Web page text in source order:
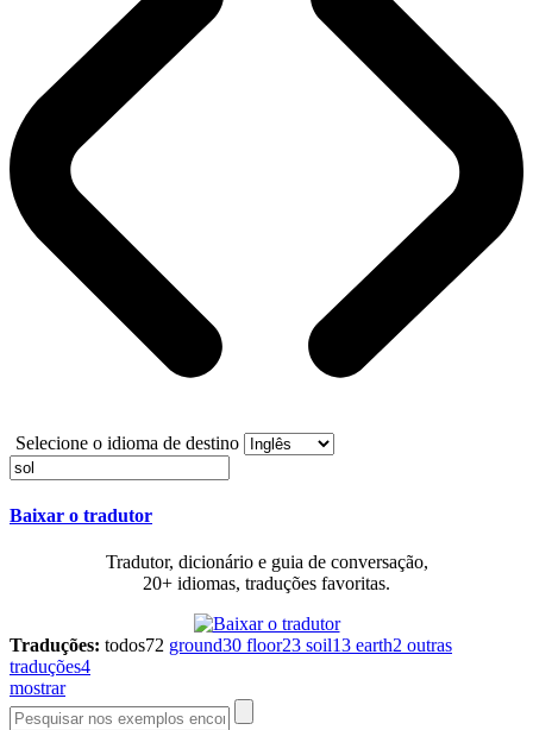
Selecione o idioma de destino
Baixar o tradutor
Tradutor, dicionário e guia de conversação,
20+ idiomas, traduções favoritas.
Traduções: todos72 ground30 floor23 soil13 earth2 outras
traduções4
mostrar